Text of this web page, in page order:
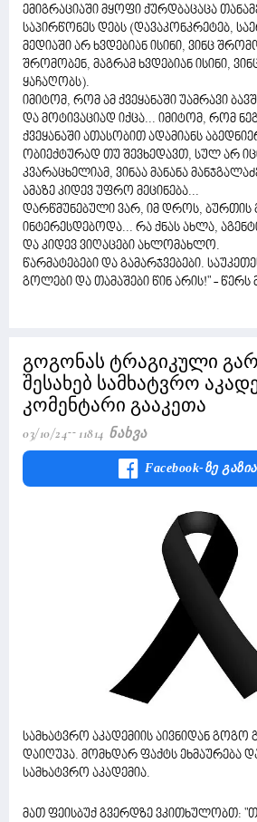
ემიგრაციაში მყოფი ქურდბაცაცა
საპირწონეს დებს (დავაკონკრეტებ,
მედიაში არ ხვდებიან ისინი, ვინც
შრომობენ, მაგრამ ხვდებიან ისინი,
ყაჩაღობს).
იმიტომ, რომ ამ ქვეყანაში უამრავი
და მოტივაციად იქცა... იმიტომ, რომ
ქვეყანაში ათასობით ადამიანს
ობიექტურად თუ შევხედავთ, სულ არ
კვარაცხელიამ, ვინაა მანანა
ამაზე კიდევ უფრო მეცინება...
დარწმუნებული ვარ, იმ დროს,
ინტერესდებოდა... რა ქნას ახლა,
და კიდევ ვიღაცები ახლომახლო.
წარმატებები და გამარჯვებები.
გოლები და თამაშები წინ არის!" - წერს
გოგონას ტრაგიკული
შესახებ სამხატვრო
კომენტარი გააკეთა
03/10/24 11814 Ნახვა
Facebook-Ზე
სამხატვრო აკადემიის აივნიდან გოგო
დაიღუპა. მომხდარ ფაქტს ეხმაურება
სამხატვრო აკადემია.
მათ ფეისბუქ გვერდზე ვკითხულობთ: